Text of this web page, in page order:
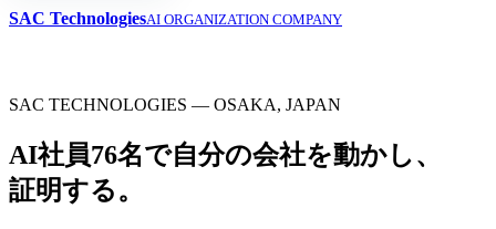
SAC TechnologiesAI ORGANIZATION COMPANY
SAC TECHNOLOGIES — OSAKA, JAPAN
AI社員76名で自分の会社を動かし、
証明する。